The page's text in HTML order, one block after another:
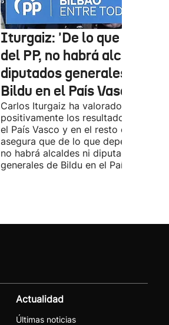
Iturgaiz: 'De lo que
del PP, no habrá alcaldes ni
diputados generales de
Bildu en el País Vasco'
Carlos Iturgaiz ha valorado
positivamente los resultados del PP
el País Vasco y en el resto de
asegura que de lo que dependa del
no habrá alcaldes ni diputados
generales de Bildu en el País Vasco.
Actualidad
Últimas noticias